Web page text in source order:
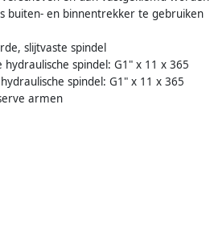
buiten- en binnentrekker te gebruiken
slijtvaste spindel
spindel: G1" x 11 x 365
spindel: G1" x 11 x 365
armen